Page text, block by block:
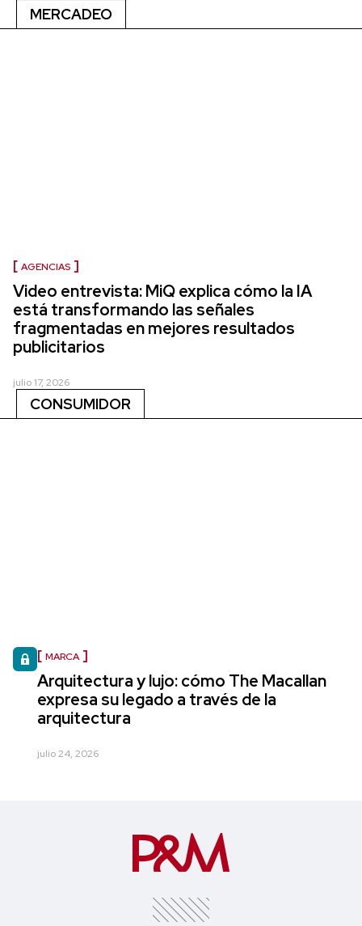
MERCADEO
AGENCIAS
Video entrevista: MiQ explica cómo la IA
está transformando las señales
fragmentadas en mejores resultados
publicitarios
julio 17, 2026
CONSUMIDOR
MARCA
Arquitectura y lujo: cómo The Macallan
expresa su legado a través de la
arquitectura
julio 24, 2026